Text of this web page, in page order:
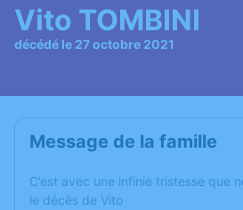
Vito TOMBINI
décédé le 27 octobre 2021
Message de la famille
C’est avec une infinie tristesse que
le décès de Vito